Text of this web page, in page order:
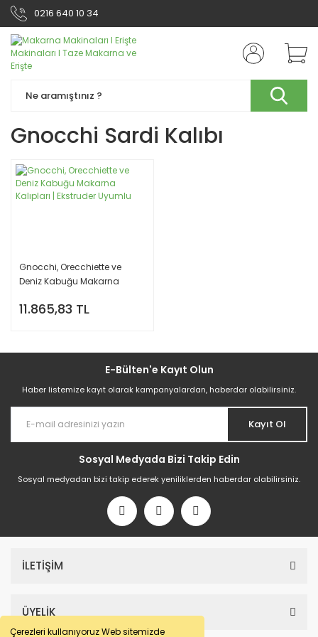
Çerezleri kullanıyoruz Web sitemizde
0216 640 10 34
Gnocchi Sardi Kalıbı
Gnocchi, Orecchiette ve
Deniz Kabuğu Makarna
11.865,83 TL
E-Bülten'e Kayıt Olun
Haber listemize kayıt olarak kampanyalardan, haberdar olabilirsiniz.
Kayıt Ol
Sosyal Medyada Bizi Takip Edin
Sosyal medyadan bizi takip ederek yeniliklerden haberdar olabilirsiniz.
İLETİŞİM
ÜYELİK